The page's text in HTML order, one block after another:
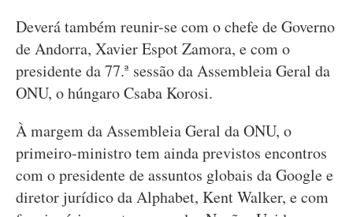
Deverá também reunir-se com o chefe de Governo
de Andorra, Xavier Espot Zamora, e com o
presidente da 77.ª sessão da Assembleia Geral da
ONU, o húngaro Csaba Korosi.
À margem da Assembleia Geral da ONU, o
primeiro-ministro tem ainda previstos encontros
com o presidente de assuntos globais da Google e
diretor jurídico da Alphabet, Kent Walker, e com